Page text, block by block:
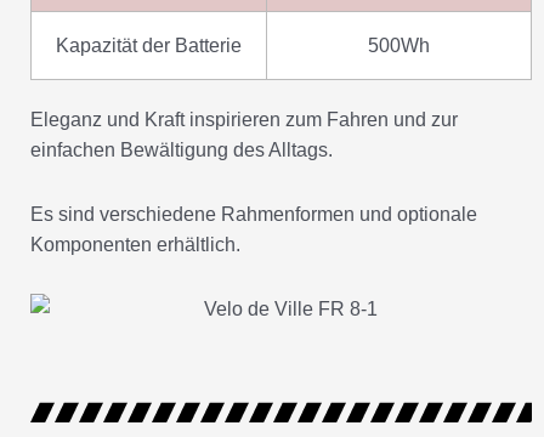
Kapazität der Batterie 500Wh
Eleganz und Kraft inspirieren zum Fahren und zur
einfachen Bewältigung des Alltags.
Es sind verschiedene Rahmenformen und optionale
Komponenten erhältlich.